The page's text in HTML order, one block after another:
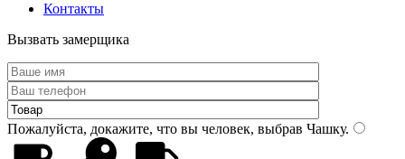
Контакты
Вызвать замерщика
Пожалуйста, докажите, что вы человек, выбрав Чашку.